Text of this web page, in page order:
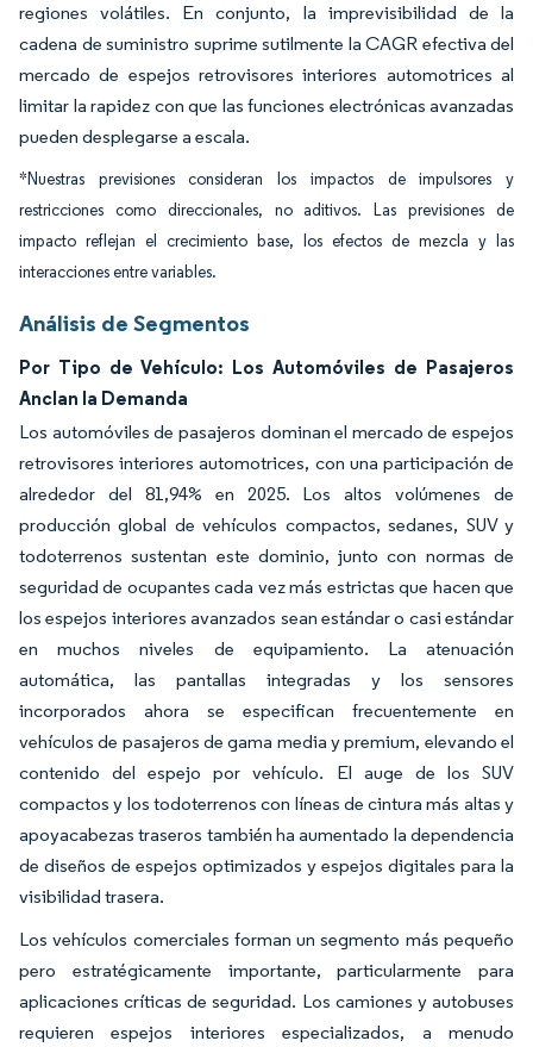
regiones volátiles. En conjunto, la imprevisibilidad de la
cadena de suministro suprime sutilmente la CAGR efectiva del
mercado de espejos retrovisores interiores automotrices al
limitar la rapidez con que las funciones electrónicas avanzadas
pueden desplegarse a escala.
*Nuestras previsiones consideran los impactos de impulsores y
restricciones como direccionales, no aditivos. Las previsiones de
impacto reflejan el crecimiento base, los efectos de mezcla y las
interacciones entre variables.
Análisis de Segmentos
Por Tipo de Vehículo: Los Automóviles de Pasajeros
Anclan la Demanda
Los automóviles de pasajeros dominan el mercado de espejos
retrovisores interiores automotrices, con una participación de
alrededor del 81,94% en 2025. Los altos volúmenes de
producción global de vehículos compactos, sedanes, SUV y
todoterrenos sustentan este dominio, junto con normas de
seguridad de ocupantes cada vez más estrictas que hacen que
los espejos interiores avanzados sean estándar o casi estándar
en muchos niveles de equipamiento. La atenuación
automática, las pantallas integradas y los sensores
incorporados ahora se especifican frecuentemente en
vehículos de pasajeros de gama media y premium, elevando el
contenido del espejo por vehículo. El auge de los SUV
compactos y los todoterrenos con líneas de cintura más altas y
apoyacabezas traseros también ha aumentado la dependencia
de diseños de espejos optimizados y espejos digitales para la
visibilidad trasera.
Los vehículos comerciales forman un segmento más pequeño
pero estratégicamente importante, particularmente para
aplicaciones críticas de seguridad. Los camiones y autobuses
requieren espejos interiores especializados, a menudo